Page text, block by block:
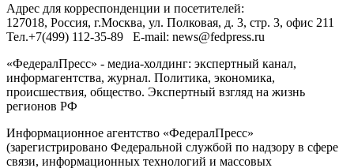
Адрес для корреспонденции и посетителей:
127018, Россия, г.Москва, ул. Полковая, д. 3, стр. 3, офис 211
Тел.+7(499) 112-35-89 E-mail: news@fedpress.ru
«ФедералПресс» - медиа-холдинг: экспертный канал,
информагентства, журнал. Политика, экономика,
происшествия, общество. Экспертный взгляд на жизнь
регионов РФ
Информационное агентство «ФедералПресс»
(зарегистрировано Федеральной службой по надзору в сфере
связи, информационных технологий и массовых